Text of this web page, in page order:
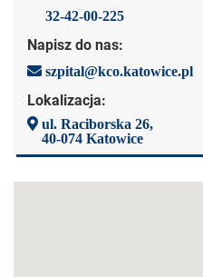
32-42-00-225
Napisz do nas:
szpital@kco.katowice.pl
Lokalizacja:
ul. Raciborska 26,
40-074 Katowice